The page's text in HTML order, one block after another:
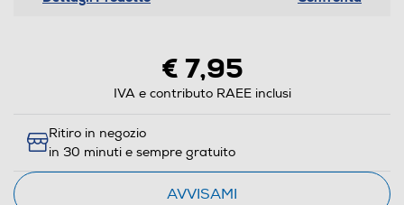
€ 7,95
IVA e contributo RAEE inclusi
Ritiro in negozio
in 30 minuti e sempre gratuito
AVVISAMI